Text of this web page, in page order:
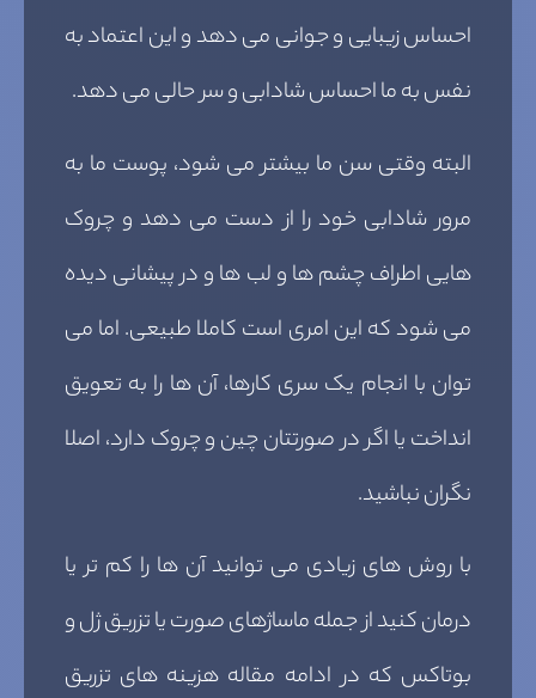
احساس زیبایی و جوانی می دهد و این اعتماد به
نفس به ما احساس شادابی و سر حالی می دهد.
البته وقتی سن ما بیشتر می شود، پوست ما به
مرور شادابی خود را از دست می دهد و چروک
هایی اطراف چشم ها و لب ها و در پیشانی دیده
می شود که این امری است کاملا طبیعی. اما می
توان با انجام یک سری کارها، آن ها را به تعویق
انداخت یا اگر در صورتتان چین و چروک دارد، اصلا
نگران نباشید.
با روش های زیادی می توانید آن ها را کم تر یا
درمان کنید از جمله ماساژهای صورت یا تزریق ژل و
بوتاکس که در ادامه مقاله هزینه های تزریق